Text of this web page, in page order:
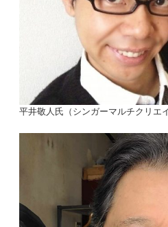
平井敬人氏（シンガーマルチクリエ